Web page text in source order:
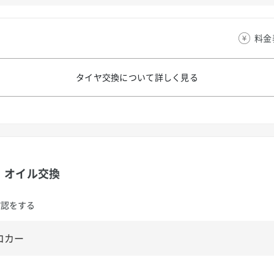
料
タイヤ交換について詳しく見る
オイル交換
をする